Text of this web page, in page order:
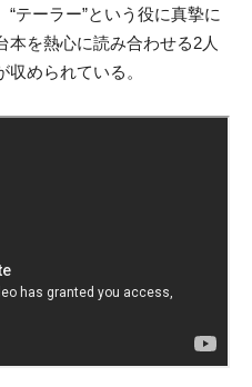
テーラー”という役に真摯に
本を熱心に読み合わせる2人
められている。